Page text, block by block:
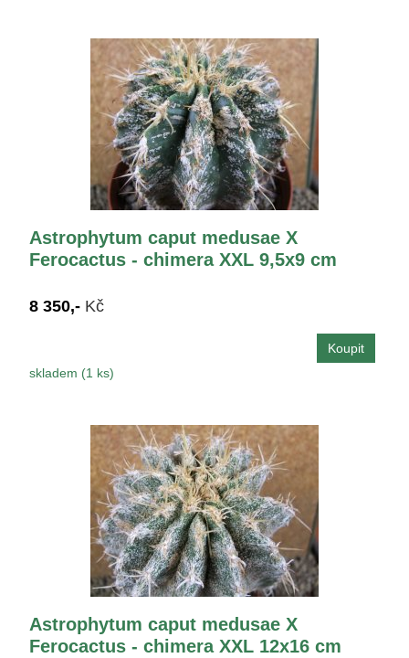
Astrophytum caput medusae X
Ferocactus - chimera XXL 9,5x9 cm
8 350,- Kč
skladem (1 ks)
Astrophytum caput medusae X
Ferocactus - chimera XXL 12x16 cm